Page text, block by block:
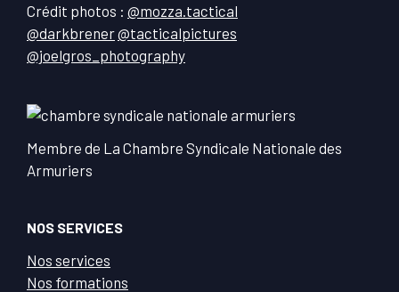
Crédit photos : @mozza.tactical
@darkbrener@tacticalpictures
@joelgros_photography
Membre de La Chambre Syndicale Nationale des
Armuriers
NOS SERVICES
Nos services
Nos formations